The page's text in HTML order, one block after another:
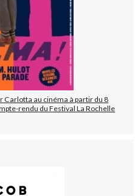
Carlotta au cinéma à partir du 8
rendu du Festival La Rochelle